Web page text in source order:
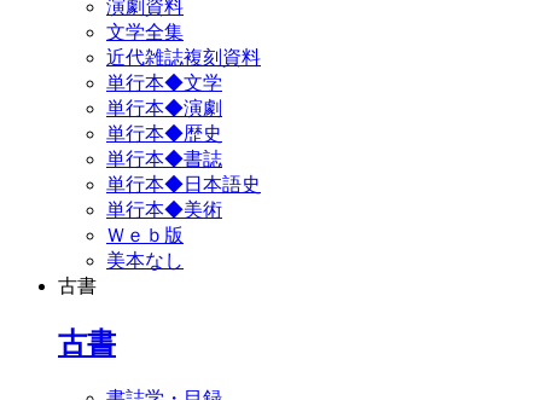
演劇資料
文学全集
近代雑誌複刻資料
単行本◆文学
単行本◆演劇
単行本◆歴史
単行本◆書誌
単行本◆日本語史
単行本◆美術
Ｗｅｂ版
美本なし
古書
古書